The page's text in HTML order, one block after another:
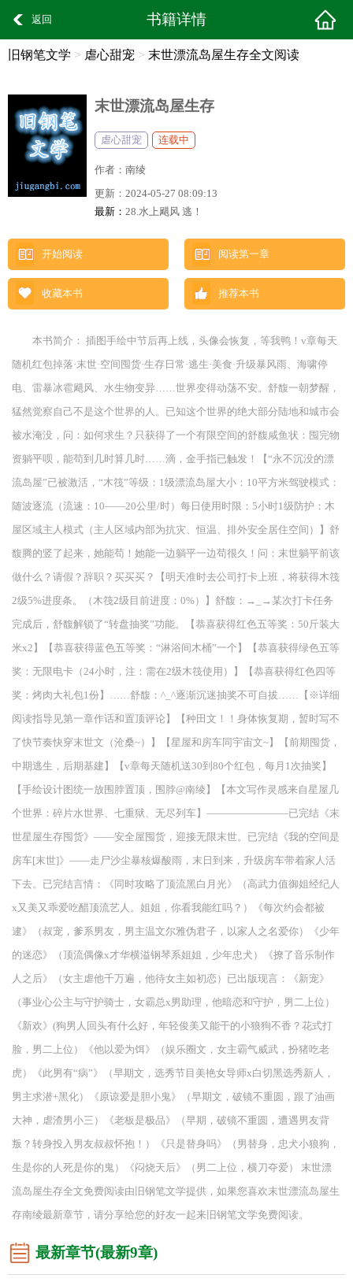
返回 书籍详情
旧钢笔文学 > 虐心甜宠 > 末世漂流岛屋生存全文阅读
末世漂流岛屋生存
虐心甜宠 连载中
作者： 南绫
更新： 2024-05-27 08:09:13
最新： 28.水上飓风 逃！
开始阅读 阅读第一章
收藏本书 推荐本书
本书简介： 插图手绘中节后再上线，头像会恢复，等我鸭！v章每天
随机红包掉落·末世·空间囤货·生存日常·逃生·美食·升级暴风雨、海啸停
电、雷暴冰雹飓风、水生物变异……世界变得动荡不安。舒馥一朝梦醒，
猛然觉察自己不是这个世界的人。已知这个世界的绝大部分陆地和城市会
被水淹没，问：如何求生？只获得了一个有限空间的舒馥咸鱼状：囤完物
资躺平呗，能苟到几时算几时……滴，金手指已触发！【“永不沉没的漂
流岛屋”已被激活，“木筏”等级：1级漂流岛屋大小：10平方米驾驶模式：
随波逐流（流速：10——20公里/时）每日使用时限：5小时1级防护：木
屋区域主人模式（主人区域内部为抗灾、恒温、排外安全居住空间）】舒
馥腾的竖了起来，她能苟！她能一边躺平一边苟很久！问：末世躺平前该
做什么？请假？辞职？买买买？【明天准时去公司打卡上班，将获得木筏
2级5%进度条。（木筏2级目前进度：0%）】舒馥：→_→某次打卡任务
完成后，舒馥解锁了“转盘抽奖”功能。【恭喜获得红色五等奖：50斤装大
米x2】【恭喜获得蓝色五等奖：“淋浴间木桶”一个】【恭喜获得绿色五等
奖：无限电卡（24小时，注：需在2级木筏使用）】【恭喜获得红色四等
奖：烤肉大礼包1份】……舒馥：^_^逐渐沉迷抽奖不可自拔……【※详细
阅读指导见第一章作话和置顶评论】【种田文！！身体恢复期，暂时写不
了快节奏快穿末世文（沧桑~）】【星屋和房车同宇宙文~】【前期囤货，
中期逃生，后期基建】【v章每天随机送30到80个红包，每月1次抽奖】
【手绘设计图统一放围脖置顶，围脖@南绫】【本文写作灵感来自星屋几
个世界：碎片水世界、七重狱、无尽列车】————————已完结《末
世星屋生存囤货》——安全屋囤货，迎接无限末世。已完结《我的空间是
房车[末世]》——走尸沙尘暴核爆酸雨，末日到来，升级房车带着家人活
下去。已完结言情：《同时攻略了顶流黑白月光》（高武力值御姐经纪人
x又美又乖爱吃醋顶流艺人。姐姐，你看我能红吗？）《每次约会都被
逮》（叔宠，爹系男友，男主温文尔雅伪君子，以家人之名爱你）《少年
的迷恋》（顶流偶像x才华横溢钢琴系姐姐，少年忠犬）《撩了音乐制作
人之后》（女主虐他千万遍，他待女主如初恋）已出版现言：《新宠》
（事业心公主与守护骑士，女霸总x男助理，他暗恋和守护，男二上位）
《新欢》(狗男人回头有什么好，年轻俊美又能干的小狼狗不香？花式打
脸，男二上位）《他以爱为饵》（娱乐圈文，女主霸气威武，扮猪吃老
虎）《此男有“病”》（早期文，选秀节目美艳女导师x白切黑选秀新人，
男主求潜+黑化）《原谅爱是胆小鬼》（早期文，破镜不重圆，跟了油画
大神，虐渣男小三）《老板是极品》（早期，破镜不重圆，遭遇男友背
叛？转身投入男友叔叔怀抱！）《只是替身吗》（男替身，忠犬小狼狗，
生是你的人死是你的鬼）《闷烧天后》（男二上位，横刀夺爱） 末世漂
流岛屋生存全文免费阅读由旧钢笔文学提供，如果您喜欢末世漂流岛屋生
存南绫最新章节，请分享给您的好友一起来旧钢笔文学免费阅读。
最新章节(最新9章)